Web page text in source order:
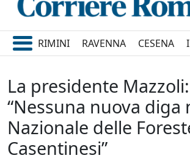
RIMINI RAVENNA CESENA
La presidente Mazzoli:
“Nessuna nuova diga
Nazionale delle
Casentinesi”